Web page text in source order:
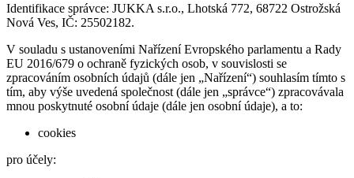
Identifikace správce: JUKKA s.r.o., Lhotská 772, 68722 Ostrožská
Nová Ves, IČ: 25502182.
V souladu s ustanoveními Nařízení Evropského parlamentu a Rady
EU 2016/679 o ochraně fyzických osob, v souvislosti se
zpracováním osobních údajů (dále jen „Nařízení“) souhlasím tímto s
tím, aby výše uvedená společnost (dále jen „správce“) zpracovávala
mnou poskytnuté osobní údaje (dále jen osobní údaje), a to:
cookies
pro účely: